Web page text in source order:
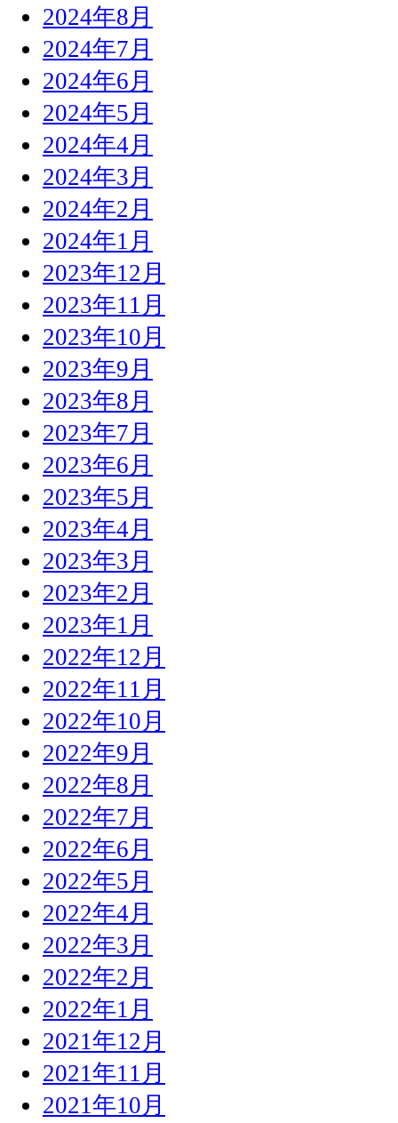
2024年8月
2024年7月
2024年6月
2024年5月
2024年4月
2024年3月
2024年2月
2024年1月
2023年12月
2023年11月
2023年10月
2023年9月
2023年8月
2023年7月
2023年6月
2023年5月
2023年4月
2023年3月
2023年2月
2023年1月
2022年12月
2022年11月
2022年10月
2022年9月
2022年8月
2022年7月
2022年6月
2022年5月
2022年4月
2022年3月
2022年2月
2022年1月
2021年12月
2021年11月
2021年10月